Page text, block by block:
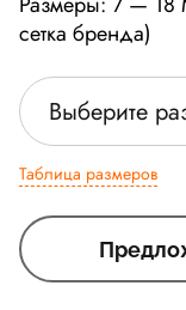
сетка бренда)
Выберите
Таблица размеров